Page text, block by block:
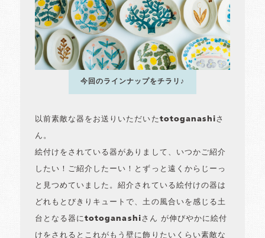
今回のラインナップをチラリ♪
以前素敵な器をお送りいただいたtotoganashiさ
ん。
絵付けをされている器がありまして、いつかご紹介
したい！ご紹介したーい！とずっと遠くからじーっ
と見つめていました。紹介されている絵付けの器は
どれもとびきりキュートで、土の風合いを感じる土
台となる器にtotoganashiさん が伸びやかに絵付
けをされるとこれがもう壁に飾りたいくらい素敵な